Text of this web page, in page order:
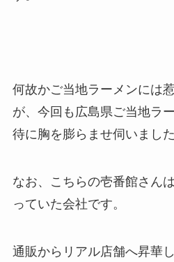
何故かご当地ラーメンには
が、今回も広島県ご当地ラ
待に胸を膨らませ伺いました
なお、こちらの壱番館さん
っていた会社です。
通販からリアル店舗へ昇華